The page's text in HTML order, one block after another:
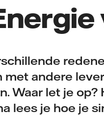
met andere
Waar let je op?
lees je hoe je